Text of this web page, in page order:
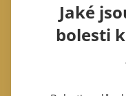
Jaké
bolesti